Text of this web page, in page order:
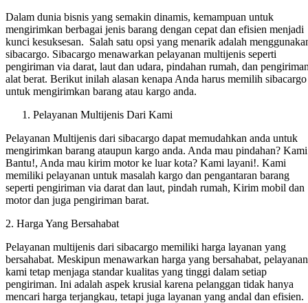
Dalam dunia bisnis yang semakin dinamis, kemampuan untuk
mengirimkan berbagai jenis barang dengan cepat dan efisien menjadi
kunci kesuksesan. Salah satu opsi yang menarik adalah
sibacargo. Sibacargo menawarkan pelayanan multijenis seperti
pengiriman via darat, laut dan udara, pindahan rumah, dan
alat berat. Berikut inilah alasan kenapa Anda harus memilih sibacargo
untuk mengirimkan barang atau kargo anda.
Pelayanan Multijenis Dari Kami
Pelayanan Multijenis dari sibacargo dapat memudahkan anda untuk
mengirimkan barang ataupun kargo anda. Anda mau pindahan? Kami
Bantu!, Anda mau kirim motor ke luar kota? Kami layani!. Kami
memiliki pelayanan untuk masalah kargo dan pengantaran barang
seperti pengiriman via darat dan laut, pindah rumah, Kirim mobil dan
motor dan juga pengiriman barat.
2. Harga Yang Bersahabat
Pelayanan multijenis dari sibacargo memiliki harga layanan yang
bersahabat. Meskipun menawarkan harga yang bersahabat, pelayanan
kami tetap menjaga standar kualitas yang tinggi dalam setiap
pengiriman. Ini adalah aspek krusial karena pelanggan tidak hanya
mencari harga terjangkau, tetapi juga layanan yang andal dan efisien.